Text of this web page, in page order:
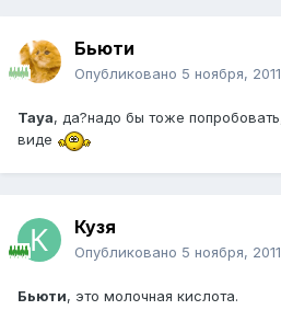
Бьюти
Опубликовано 5 ноября, 2011
Taya, да?надо бы тоже
виде
Кузя
Опубликовано 5 ноября, 2011
Бьюти, это молочная кислота.